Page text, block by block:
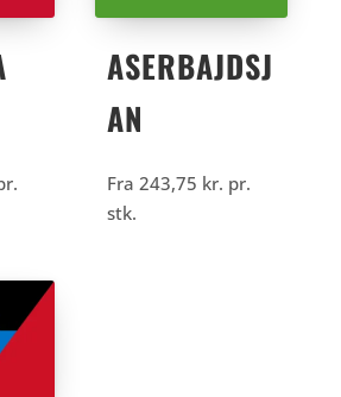
ASERBAJDSJ
AN
Fra 243,75 kr. pr.
stk.